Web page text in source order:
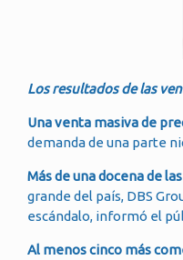
Los resultados de las
Una venta masiva de
demanda de una parte
Más de una docena de
grande del país, DBS
escándalo, informó el
Al menos cinco más